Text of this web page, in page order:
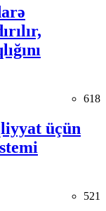
618
üçün
521